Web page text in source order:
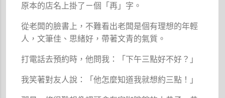
原本的店名上掛了ㄧ個「再」字。
從老闆的臉書上，不難看出老闆是個有理想的年輕
人，文筆佳、思緒好，帶著文青的氣質。
打電話去預約時，他問我：「下午三點好不好？」
我笑著對友人說：「他怎麼知道我就想約三點！」